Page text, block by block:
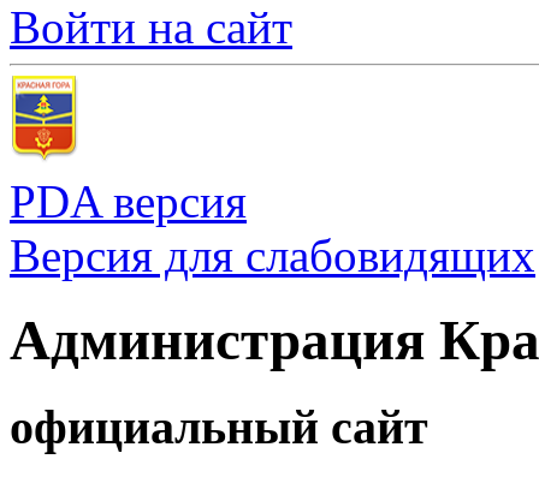
Войти на сайт
PDA версия
Версия для слабовидящих
Администрация
официальный сайт